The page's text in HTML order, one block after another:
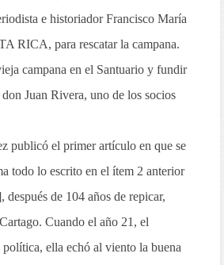
e historiador Francisco María
RICA, para rescatar la campana.
campana en el Santuario y fundir
Juan Rivera, uno de los socios
publicó el primer artículo en que se
todo lo escrito en el ítem 2 anterior
de 104 años de repicar,
Cuando el año 21, el
ella echó al viento la buena